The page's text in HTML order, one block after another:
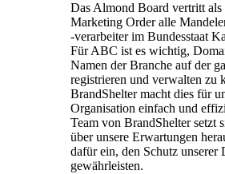
Das Almond Board vertritt als
Marketing Order alle
-verarbeiter im Bundesstaat
Für ABC ist es wichtig,
Namen der Branche auf der
registrieren und verwalten zu
BrandShelter macht dies für
Organisation einfach und
Team von BrandShelter setzt
über unsere Erwartungen
dafür ein, den Schutz unserer
gewährleisten.